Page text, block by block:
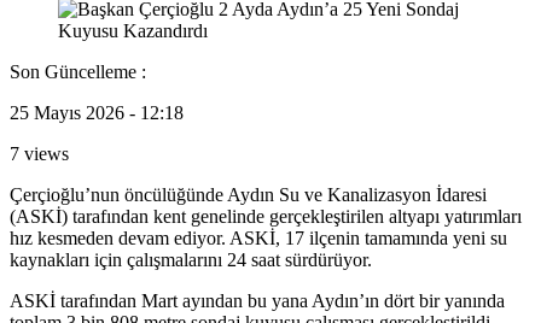
Son Güncelleme :
25 Mayıs 2026 - 12:18
7 views
Çerçioğlu’nun öncülüğünde Aydın Su ve Kanalizasyon İdaresi
(ASKİ) tarafından kent genelinde gerçekleştirilen altyapı yatırımları
hız kesmeden devam ediyor. ASKİ, 17 ilçenin tamamında yeni su
kaynakları için çalışmalarını 24 saat sürdürüyor.
ASKİ tarafından Mart ayından bu yana Aydın’ın dört bir yanında